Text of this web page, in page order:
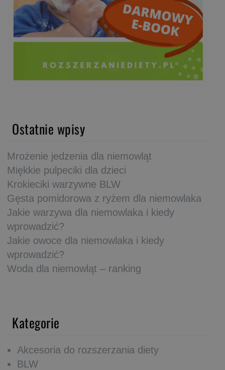
Ostatnie wpisy
Mrożenie jedzenia dla niemowląt
Miękkie pulpeciki dla dzieci
Krokieciki warzywne BLW
Gęsta pomidorowa z ryżem dla niemowlaka
Jakie warzywa dla niemowlaka i kiedy
wprowadzić?
Jakie owoce dla niemowlaka i kiedy
wprowadzić?
Woda dla niemowląt – ranking
Kategorie
Akcesoria do rozszerzania diety
BLW